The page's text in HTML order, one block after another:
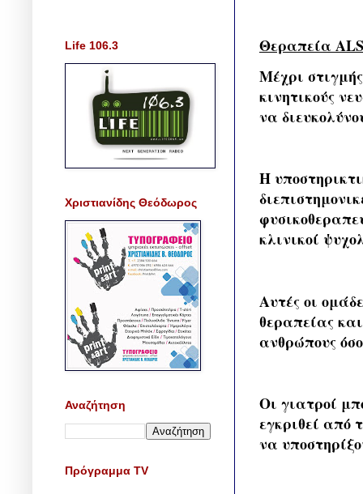
Θεραπεία ALS
Μέχρι
κινητικούς
να
Η
κλινικοί
Αυτές οι
θεραπείας
ανθρώπους
Οι γιατροί
εγκριθεί
να
Life 106.3
Χριστιανίδης Θεόδωρος
Αναζήτηση
Πρόγραμμα TV